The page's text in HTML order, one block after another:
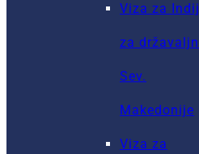
Viza za
za
Sev.
Makedonije
Viza za